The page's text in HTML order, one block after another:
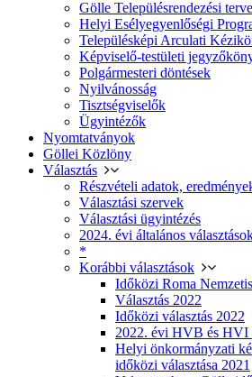
Gölle Településrendezési terve
Helyi Esélyegyenlőségi
Településképi Arculati
Képviselő-testületi
Polgármesteri döntések
Nyilvánosság
Tisztségviselők
Ügyintézők
Nyomtatványok
Göllei Közlöny
Választás
Részvételi adatok,
Választási szervek
Választási ügyintézés
2024. évi általános
*
Korábbi választások
Időközi Roma
Választás 2022
Időközi választás 2022
2022. évi HVB és HVI
Helyi önkormányzati
időközi választása 2021